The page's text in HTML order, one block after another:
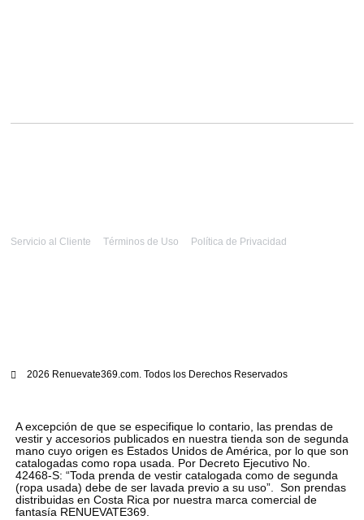
2026 Renuevate369.com. Todos los Derechos Reservados
Servicio al Cliente Términos de Uso Política de Privacidad
A excepción de que se especifique lo contario, las prendas de
vestir y accesorios publicados en nuestra tienda son de segunda
mano cuyo origen es Estados Unidos de América, por lo que son
catalogadas como ropa usada. Por Decreto Ejecutivo No.
42468-S: “Toda prenda de vestir catalogada como de segunda
(ropa usada) debe de ser lavada previo a su uso”. Son prendas
distribuidas en Costa Rica por nuestra marca comercial de
fantasía RENUEVATE369.